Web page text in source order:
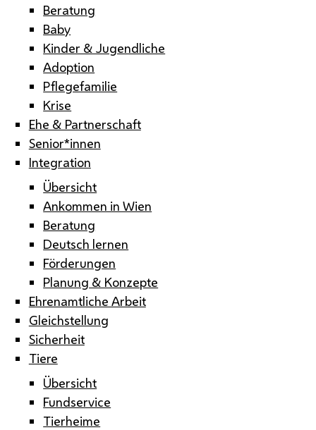
Beratung
Baby
Kinder & Jugendliche
Adoption
Pflegefamilie
Krise
Ehe & Partnerschaft
Senior*innen
Integration
Übersicht
Ankommen in Wien
Beratung
Deutsch lernen
Förderungen
Planung & Konzepte
Ehrenamtliche Arbeit
Gleichstellung
Sicherheit
Tiere
Übersicht
Fundservice
Tierheime